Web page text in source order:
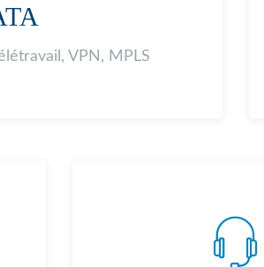
VPN, MPLS